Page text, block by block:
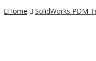
Home
SolidWorks PDM